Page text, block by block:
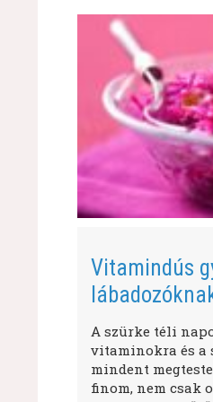
Vitamindús
A szürke téli
vitaminokra és a
mindent
finom, nem csak